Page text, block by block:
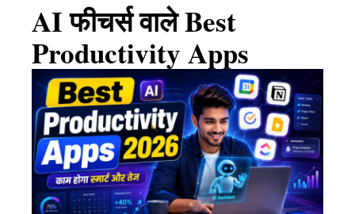
AI फीचर्स वाले Best
Productivity Apps